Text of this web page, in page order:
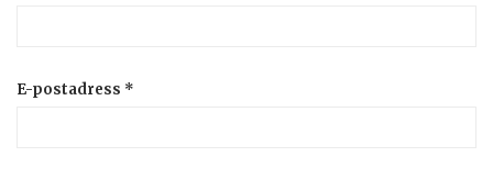
E-postadress *